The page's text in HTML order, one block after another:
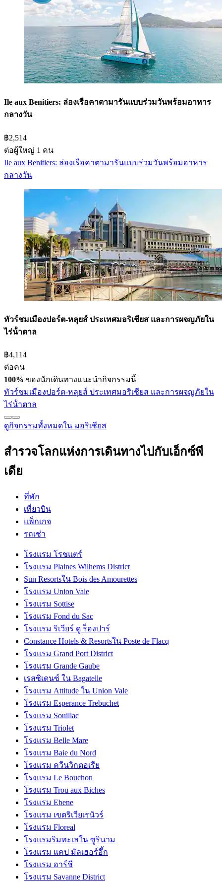
Ile aux Benitiers: ล่องเรือคาตามารันแบบร่วมวันพร้อมอาหาร
กลางวัน
฿2,514
ต่อผู้ใหญ่ 1 คน
Ile aux Benitiers: ล่องเรือคาตามารันแบบร่วมวันพร้อมอาหาร
กลางวัน
ทัวร์ชมเมืองปอร์ต-หลุยส์ ประเทศมอริเชียส และการผจญภัยใน
ไร่น้ําตาล
฿4,114
ต่อคน
100% ของนักเดินทางแนะนำกิจกรรมนี้
ทัวร์ชมเมืองปอร์ต-หลุยส์ ประเทศมอริเชียส และการผจญภัยใน
ไร่น้ําตาล
ดูกิจกรรมทั้งหมดใน มอริเชียส
สำรวจโลกแห่งการเดินทางไปกับเอ็กซ์พี
เดีย
ที่พัก
เที่ยวบิน
แพ็กเกจ
รถเช่า
โรงแรม โรชแตร์
โรงแรม Plaines Wilhems District
Sun Resortsใน Bois des Amourettes
โรงแรม Union Vale
โรงแรม Sottise
โรงแรม Fond du Sac
โรงแรม ริเวียร์ ดู ร็องปาร์
Constance Hotels & Resortsใน Poste de Flacq
โรงแรม Grand Port District
โรงแรม Grande Gaube
เรสซิเดนซ์ ใน Bagatelle
โรงแรม Attitude ใน Union Vale
โรงแรม Esperance Trebuchet
โรงแรม Souillac
โรงแรม Triolet
โรงแรม Belle Mare
โรงแรม Baie du Nord
โรงแรม ควีนวิกตอเรีย
โรงแรม Le Bouchon
โรงแรม Trou aux Biches
โรงแรม Ebene
โรงแรม เขตริเวียเรนัวร์
โรงแรม Floreal
โรงแรมริมทะเลใน ซูรินาม
โรงแรม แคป มัลเฮอร์อึ้ก
โรงแรม อาร์ชี
โรงแรม Savanne District